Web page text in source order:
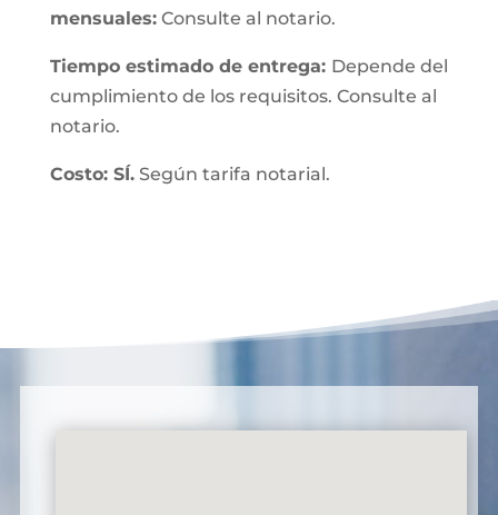
mensuales:Consulte al notario.
Tiempo estimado de entrega: Depende del
cumplimiento de los requisitos. Consulte al
notario.
Costo: SÍ.Según tarifa notarial.